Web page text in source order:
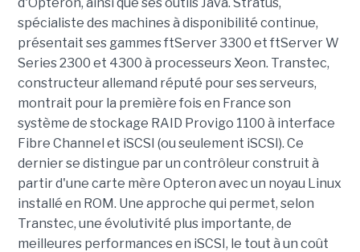
spécialiste des machines à disponibilité continue,
présentait ses gammes ftServer 3300 et ftServer W
Series 2300 et 4300 à processeurs Xeon. Transtec,
constructeur allemand réputé pour ses serveurs,
montrait pour la première fois en France son
système de stockage RAID Provigo 1100 à interface
Fibre Channel et iSCSI (ou seulement iSCSI). Ce
dernier se distingue par un contrôleur construit à
partir d'une carte mère Opteron avec un noyau Linux
installé en ROM. Une approche qui permet, selon
Transtec, une évolutivité plus importante, de
meilleures performances en iSCSI, le tout à un coût